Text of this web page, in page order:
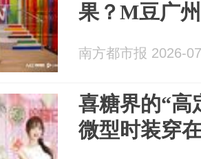
果？M豆广
南方都市报 2026-
喜糖界的“高
微型时装穿